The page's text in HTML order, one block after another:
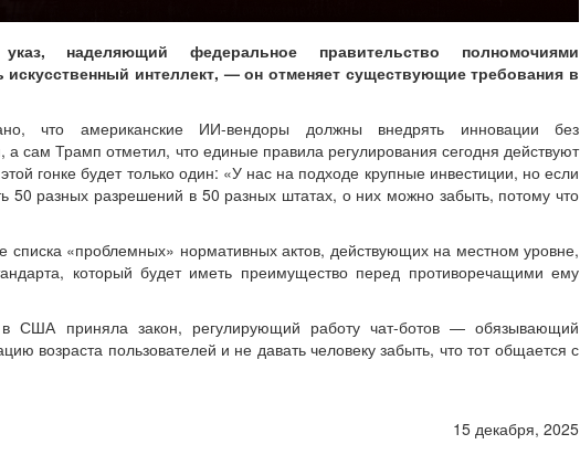
наделяющий федеральное правительство полномочиями
искусственный интеллект, — он отменяет существующие требования в
что американские ИИ-вендоры должны внедрять инновации без
а сам Трамп отметил, что единые правила регулирования сегодня действуют
гонке будет только один: «У нас на подходе крупные инвестиции, но если
50 разных разрешений в 50 разных штатах, о них можно забыть, потому что
списка «проблемных» нормативных актов, действующих на местном уровне,
который будет иметь преимущество перед противоречащими ему
США приняла закон, регулирующий работу чат-ботов — обязывающий
возраста пользователей и не давать человеку забыть, что тот общается с
15 декабря, 2025